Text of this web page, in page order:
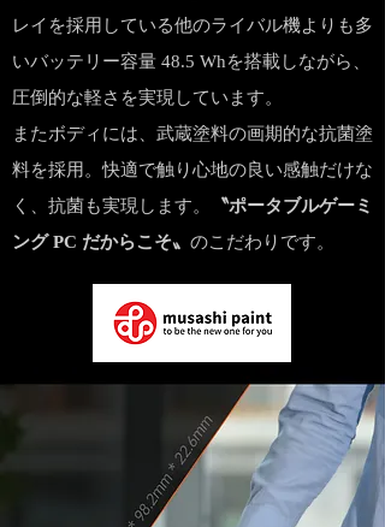
レイを採用している他のライバル機よりも多
いバッテリー容量 48.5 Whを搭載しながら、
圧倒的な軽さを実現しています。
またボディには、武蔵塗料の画期的な抗菌塗
料を採用。快適で触り心地の良い感触だけな
く、抗菌も実現します。
〝ポータブルゲーミ
ング PC だからこそ〟 のこだわりです。